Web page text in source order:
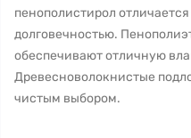
пенополистирол
долговечностью.
обеспечивают отличную
Древесноволокнистые
чистым выбором.